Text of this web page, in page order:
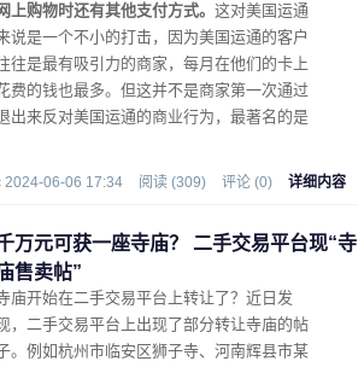
上购物时还有其他支付方式。 这对美国运通
说是一个不小的打击，因为美国运通的客户
往是最有吸引力的商家，每月在他们的卡上
费的钱也最多。但这并不是商家第一次通过
出来反对美国运通的商业行为，最著名的是
2024-06-06 17:34 阅读 (309) 评论 (0) 详细内容
万元可获一座寺庙？ 二手交易平台现“寺
售卖帖”
庙开始在二手交易平台上转让了？近日发
，二手交易平台上出现了部分转让寺庙的帖
。例如杭州市临安区狮子寺、河南辉县市某